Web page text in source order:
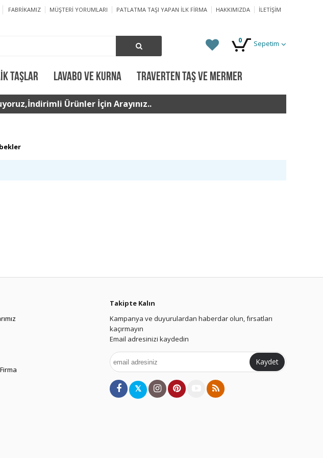
FABRIKAMIZ MÜŞTERI YORUMLARI PATLATMA TAŞI YAPAN İLK FIRMA HAKKIMIZDA İLETIŞIM
Sepetim
0
TAŞLAR LAVABO VE KURNA TRAVERTEN TAŞ VE MERMER
Ürünler İçin Arayınız..
Takipte Kalın
Kampanya ve duyurulardan haberdar olun, fırsatları
kaçırmayın
Email adresinizi kaydedin
Kaydet
𝕏